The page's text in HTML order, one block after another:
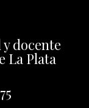
docente
La Plata